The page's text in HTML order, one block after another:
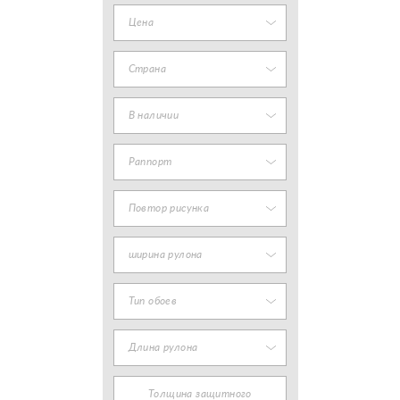
Цена
Страна
В наличии
Раппорт
Повтор рисунка
ширина рулона
Тип обоев
Длина рулона
Толщина защитного